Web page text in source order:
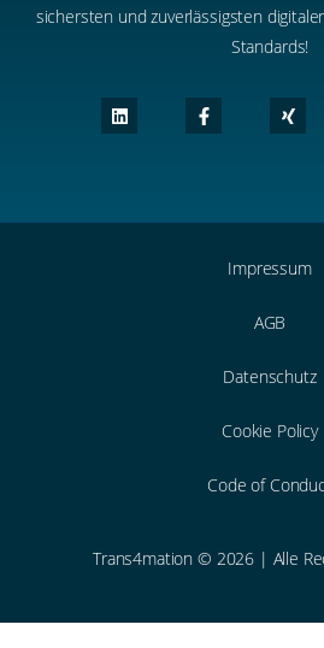
sichersten und zuverlässigsten
Standards!
Impressum
AGB
Datenschutz
Cookie Policy
Code of
Trans4mation © 2026 | Alle